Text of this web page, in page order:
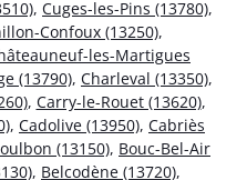
, Cuges-les-Pins (13780),
Confoux (13250),
les-Martigues
(13790), Charleval (13350),
, Carry-le-Rouet (13620),
, Cadolive (13950), Cabriès
(13150), Bouc-Bel-Air
, Belcodène (13720),